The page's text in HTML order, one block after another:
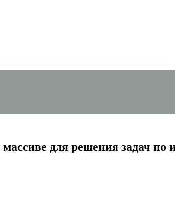
для решения задач по